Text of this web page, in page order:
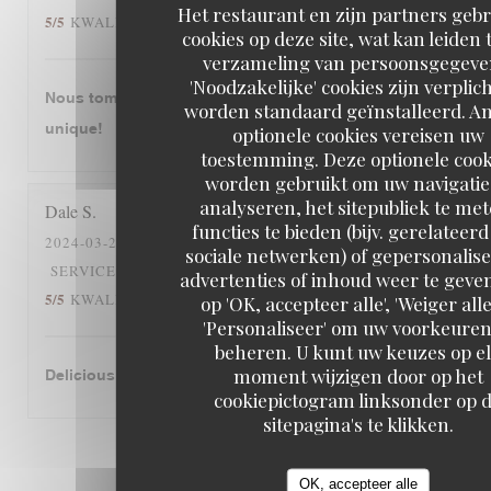
Het restaurant en zijn partners
cookies op deze site, wat kan leiden
verzameling van
'Noodzakelijke' cookies zijn
worden standaard geïnstalleerd.
optionele cookies vereisen uw
toestemming. Deze optionele
worden gebruikt om uw
analyseren, het sitepubliek te
functies te bieden (bijv.
sociale netwerken) of
advertenties of inhoud weer te
op 'OK, accepteer alle', 'Weiger
'Personaliseer' om uw
beheren. U kunt uw keuzes op
moment wijzigen door op het
cookiepictogram linksonder op
sitepagina's te klikken.
OK, accepteer alle
5/5 KWALITEIT / PRIJS : 5/5
Nous tombons amourex de cette restaurant. C‘est
unique!
Dale S
2024-03-26
- 12:30 - GASTEN 2
SERVICE
ATMOSFEER 5 KEUKEN
5/5 KWALITEIT / PRIJS: 5/5
Delicious cassoulet!